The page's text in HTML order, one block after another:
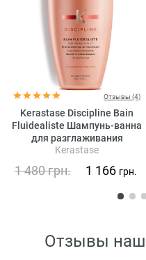
Отзывы (4)
Kerastase Discipline Bain
Fluidealiste Шампунь-ванна
для разглаживания
непослушных волос (без
Kerastase
1 480грн. 1 166 грн.
Отзывы